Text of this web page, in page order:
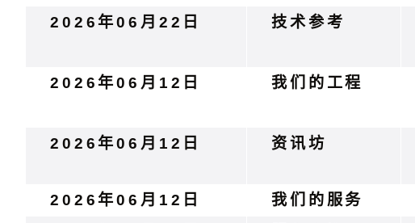
2026年06月22日
技术参考
2026年06月12日
我们的工程
2026年06月12日
资讯坊
2026年06月12日
我们的服务